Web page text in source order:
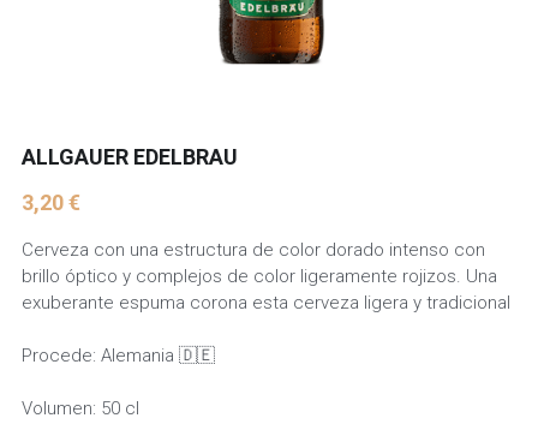
ALLGAUER EDELBRAU
3,20 €
Cerveza con una estructura de color dorado intenso con
brillo óptico y complejos de color ligeramente rojizos. Una
exuberante espuma corona esta cerveza ligera y tradicional
Procede: Alemania 🇩🇪
Volumen: 50 cl